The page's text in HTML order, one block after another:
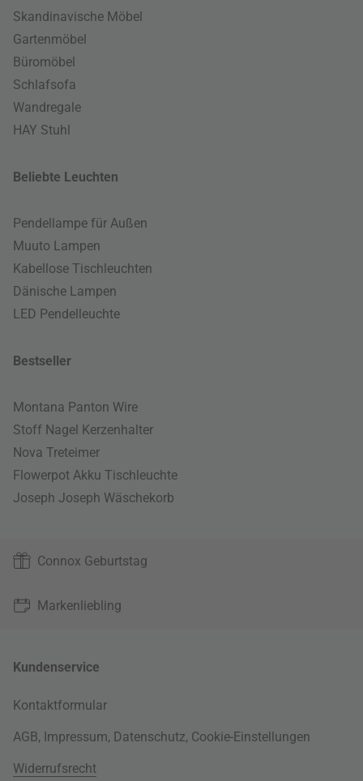
Skandinavische Möbel
Gartenmöbel
Büromöbel
Schlafsofa
Wandregale
HAY Stuhl
Beliebte Leuchten
Pendellampe für Außen
Muuto Lampen
Kabellose Tischleuchten
Dänische Lampen
LED Pendelleuchte
Bestseller
Montana Panton Wire
Stoff Nagel Kerzenhalter
Nova Treteimer
Flowerpot Akku Tischleuchte
Joseph Joseph Wäschekorb
Connox Geburtstag
Markenliebling
Kundenservice
Kontaktformular
AGB, Impressum, Datenschutz, Cookie-Einstellungen
Widerrufsrecht